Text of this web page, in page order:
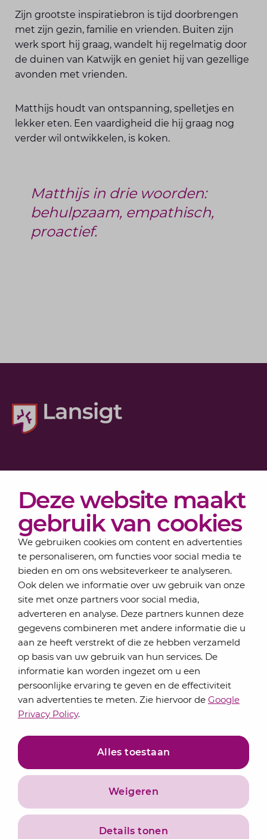
Deze website maakt
gebruik van cookies
We gebruiken cookies om content en advertenties
te personaliseren, om functies voor social media te
bieden en om ons websiteverkeer te analyseren.
Ook delen we informatie over uw gebruik van onze
site met onze partners voor social media,
adverteren en analyse. Deze partners kunnen deze
gegevens combineren met andere informatie die u
aan ze heeft verstrekt of die ze hebben verzameld
op basis van uw gebruik van hun services. De
informatie kan worden ingezet om u een
persoonlijke ervaring te geven en de effectiviteit
van advertenties te meten. Zie hiervoor de Google
Privacy Policy.
Alles toestaan
Weigeren
Details tonen
Zijn grootste inspiratiebron is tijd doorbrengen
met zijn gezin, familie en vrienden. Buiten zijn
werk sport hij graag, wandelt hij regelmatig door
de duinen van Katwijk en geniet hij van gezellige
avonden met vrienden.
Matthijs houdt van ontspanning, spelletjes en
lekker eten. Een vaardigheid die hij graag nog
verder wil ontwikkelen, is koken.
Matthijs in drie woorden:
behulpzaam, empathisch,
proactief.
Actueel
Over Lansigt
Contact
Schrijf je in voor onze nieuwsbrief
Elke maand bundelen de adviseurs van Lansigt in
de eSigt het nieuws.
Jouw emailadres
Inschrijven
PrivacyverklaringAlgemene voorwaarden